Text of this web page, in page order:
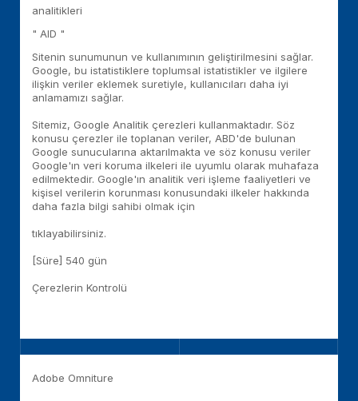
analitikleri
" AID "
Sitenin sunumunun ve kullanımının geliştirilmesini sağlar.
Google, bu istatistiklere toplumsal istatistikler ve ilgilere
ilişkin veriler eklemek suretiyle, kullanıcıları daha iyi
anlamamızı sağlar.
Sitemiz, Google Analitik çerezleri kullanmaktadır. Söz
konusu çerezler ile toplanan veriler, ABD'de bulunan
Google sunucularına aktarılmakta ve söz konusu veriler
Google'ın veri koruma ilkeleri ile uyumlu olarak muhafaza
edilmektedir. Google'ın analitik veri işleme faaliyetleri ve
kişisel verilerin korunması konusundaki ilkeler hakkında
daha fazla bilgi sahibi olmak için
tıklayabilirsiniz.
[Süre] 540 gün
Çerezlerin Kontrolü
Adobe Omniture